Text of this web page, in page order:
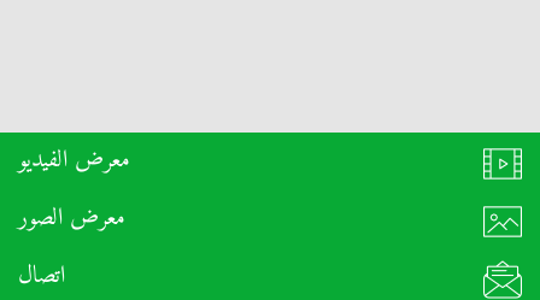
معرض الفيديو
معرض الصور
اتصال